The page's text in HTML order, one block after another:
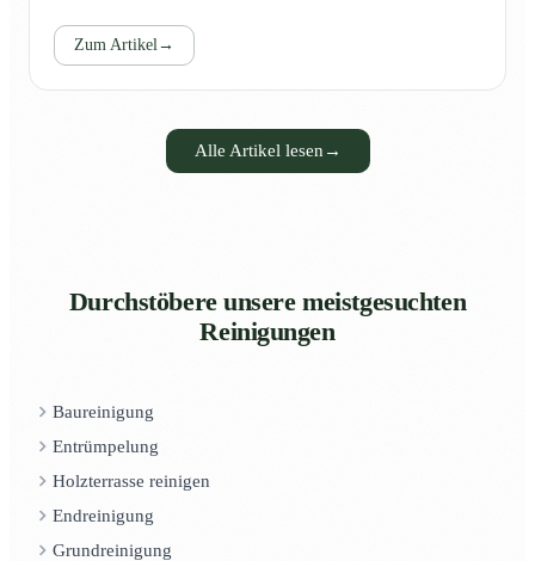
Zum Artikel →
Alle Artikel lesen →
Durchstöbere unsere meistgesuchten
Reinigungen
Baureinigung
Entrümpelung
Holzterrasse reinigen
Endreinigung
Grundreinigung